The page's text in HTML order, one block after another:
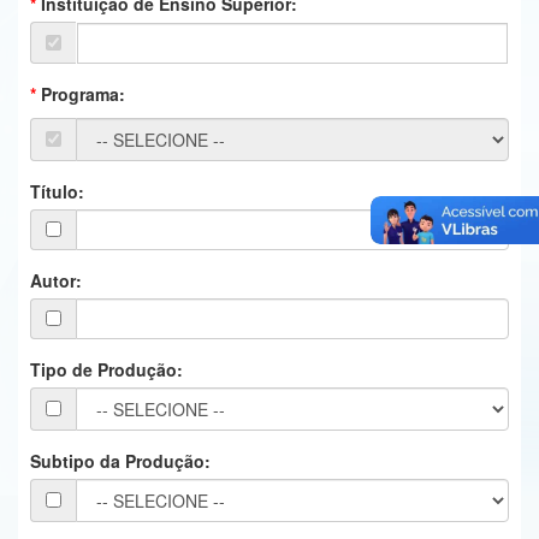
Ministério da Ciência, Tecnologia, Inovações e Comunicações
Ministério do Turismo
Controladoria-Geral da União
Secretaria-Geral
Secretaria de Governo
Gabinete de Segurança Institucional
Advocacia-Geral da União
Banco Central do Brasil
Programa:
Título:
Autor:
Tipo de Produção:
Subtipo da Produção: